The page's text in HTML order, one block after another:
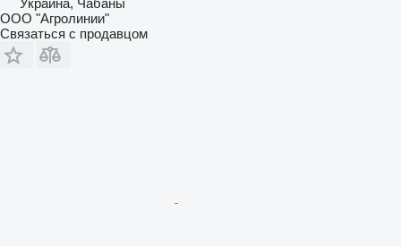
Украина, Чабаны
ООО "Агролинии"
Связаться с продавцом